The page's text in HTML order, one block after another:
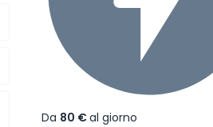
Da 80 €al giorno